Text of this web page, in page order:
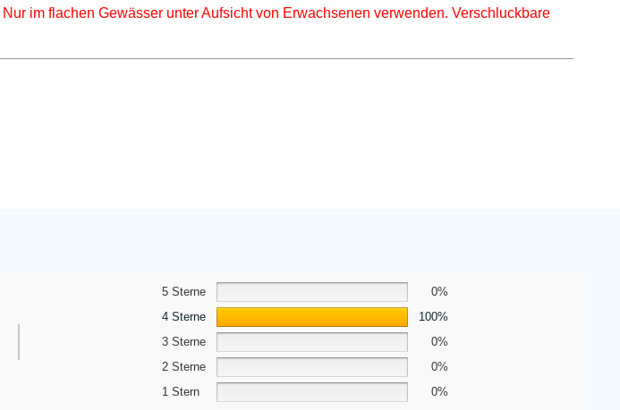
im flachen Gewässer unter Aufsicht von Erwachsenen verwenden. Verschluckbare
5 Sterne
0%
4 Sterne
100%
3 Sterne
0%
2 Sterne
0%
1 Stern
0%